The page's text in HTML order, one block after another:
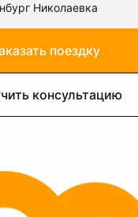
Николаевка
поездку
консультацию